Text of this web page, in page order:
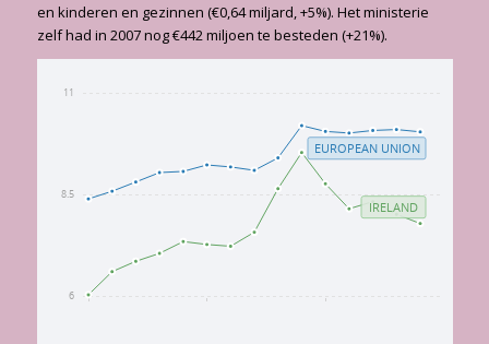
en kinderen en gezinnen (€0,64 miljard, +5%). Het ministerie
zelf had in 2007 nog €442 miljoen te besteden (+21%).